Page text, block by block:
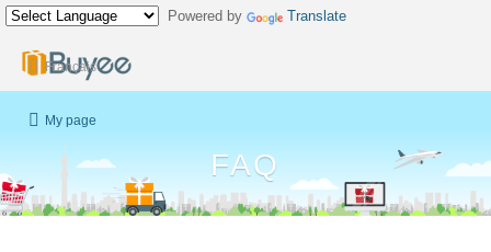
Powered by Translate
Français
My page
FAQ